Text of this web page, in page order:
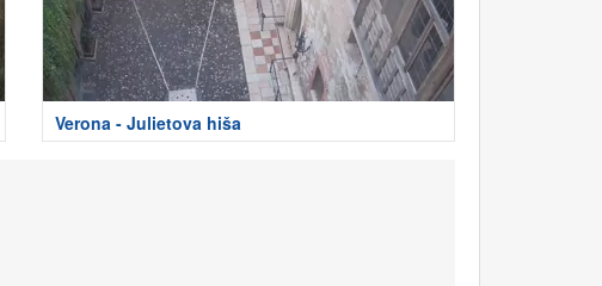
Verona - Julietova hiša